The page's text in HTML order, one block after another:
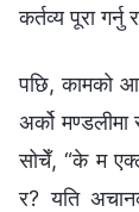
कर्तव्य पूरा गर्नु
पछि, कामको
अर्को
सोचेँ, “के म
र? यति